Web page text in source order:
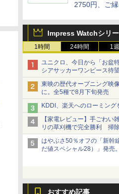
2750円、ご縁
Impress Watchシリ
1時間 24時間 1
ユニクロ、今日から「お盆
シアサッカーワンピース待
ショーツは1990円に
東映の歴代オープニング映
に。全5種で8月下旬発売
KDDI、楽天へのローミング
【家電レビュー】手ごわい
リの草刈機で完全勝利 掃
はやぶさ50％オフの「新幹
だ値スペシャル28）」発売
おすすめ記事